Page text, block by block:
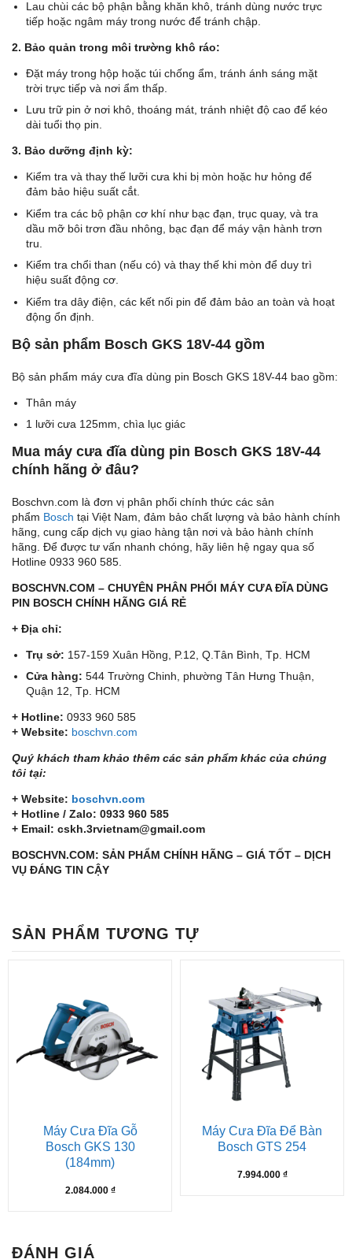
Lau chùi các bộ phận bằng khăn khô, tránh dùng nước trực
tiếp hoặc ngâm máy trong nước để tránh chập.
2. Bảo quản trong môi trường khô ráo:
Đặt máy trong hộp hoặc túi chống ẩm, tránh ánh sáng mặt
trời trực tiếp và nơi ẩm thấp.
Lưu trữ pin ở nơi khô, thoáng mát, tránh nhiệt độ cao để kéo
dài tuổi thọ pin.
3. Bảo dưỡng định kỳ:
Kiểm tra và thay thế lưỡi cưa khi bị mòn hoặc hư hỏng để
đảm bảo hiệu suất cắt.
Kiểm tra các bộ phận cơ khí như bạc đạn, trục quay, và tra
dầu mỡ bôi trơn đầu nhông, bạc đạn để máy vận hành trơn
tru.
Kiểm tra chổi than (nếu có) và thay thế khi mòn để duy trì
hiệu suất động cơ.
Kiểm tra dây điện, các kết nối pin để đảm bảo an toàn và hoạt
động ổn định.
Bộ sản phẩm Bosch GKS 18V-44 gồm
Bộ sản phẩm máy cưa đĩa dùng pin Bosch GKS 18V-44 bao gồm:
Thân máy
1 lưỡi cưa 125mm, chìa lục giác
Mua máy cưa đĩa dùng pin Bosch GKS 18V-44
chính hãng ở đâu?
Boschvn.com là đơn vị phân phối chính thức các sản
phẩm Bosch tại Việt Nam, đảm bảo chất lượng và bảo hành chính
hãng, cung cấp dịch vụ giao hàng tận nơi và bảo hành chính
hãng. Để được tư vấn nhanh chóng, hãy liên hệ ngay qua số
Hotline 0933 960 585.
BOSCHVN.COM – CHUYÊN PHÂN PHỐI MÁY CƯA ĐĨA DÙNG
PIN BOSCH CHÍNH HÃNG GIÁ RẺ
+ Địa chỉ:
Trụ sở: 157-159 Xuân Hồng, P.12, Q.Tân Bình, Tp. HCM
Cửa hàng: 544 Trường Chinh, phường Tân Hưng Thuận,
Quận 12, Tp. HCM
+ Hotline: 0933 960 585
+ Website: boschvn.com
Quý khách tham khảo thêm các sản phẩm khác của chúng
tôi tại:
+ Website: boschvn.com
+ Hotline / Zalo: 0933 960 585
+ Email: cskh.3rvietnam@gmail.com
BOSCHVN.COM: SẢN PHẨM CHÍNH HÃNG – GIÁ TỐT – DỊCH
VỤ ĐÁNG TIN CẬY
SẢN PHẨM TƯƠNG TỰ
Máy Cưa Đĩa Gỗ
Bosch GKS 130
(184mm)
2.084.000 ₫
Máy Cưa Đĩa Để Bàn
Bosch GTS 254
7.994.000 ₫
ĐÁNH GIÁ